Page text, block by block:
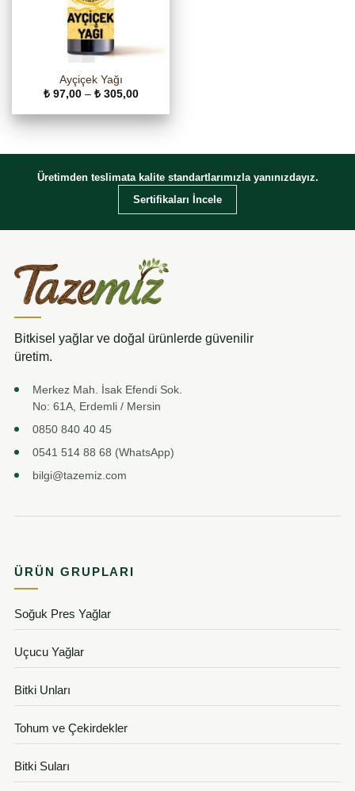
Ayçiçek Yağı
₺97,00 – ₺305,00Fiyat
₺ 97,00
-
Üretimden teslimata kalite standartlarımızla yanınızdayız.
Sertifikaları İncele
Bitkisel yağlar ve doğal ürünlerde güvenilir
üretim.
Merkez Mah. İsak Efendi Sok.
No: 61A, Erdemli / Mersin
0850 840 40 45
0541 514 88 68 (WhatsApp)
bilgi@tazemiz.com
ÜRÜN GRUPLARI
Soğuk Pres Yağlar
Uçucu Yağlar
Bitki Unları
Tohum ve Çekirdekler
Bitki Suları